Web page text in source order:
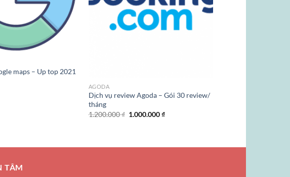
maps – Up top 2021
AGODA
Dịch vụ review Agoda – Gói 30 review/
tháng
1.200.000₫ Giá
1.000.000₫Giá
TÂM